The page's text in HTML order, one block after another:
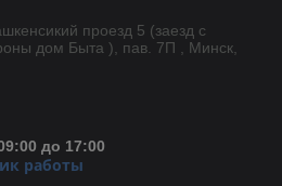
проезд 5 (заезд с
дом Быта ), пав. 7П , Минск,
до 17:00
работы